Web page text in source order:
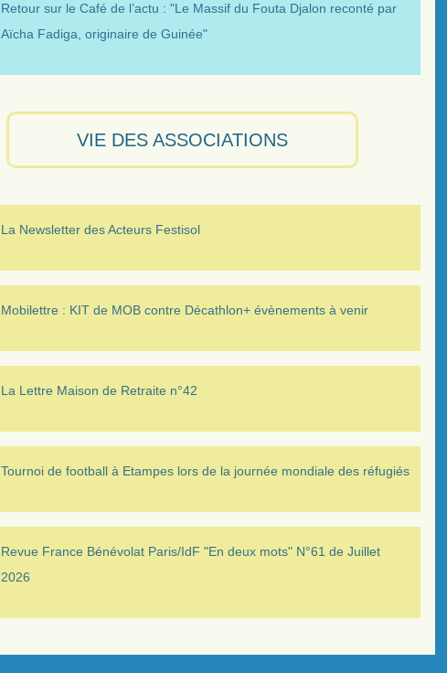
Retour sur le Café de l’actu : "Le Massif du Fouta Djalon reconté par
Aïcha Fadiga, originaire de Guinée"
VIE DES ASSOCIATIONS
La Newsletter des Acteurs Festisol
Mobilettre : KIT de MOB contre Décathlon+ évènements à venir
La Lettre Maison de Retraite n°42
Tournoi de football à Etampes lors de la journée mondiale des réfugiés
Revue France Bénévolat Paris/IdF "En deux mots" N°61 de Juillet
2026